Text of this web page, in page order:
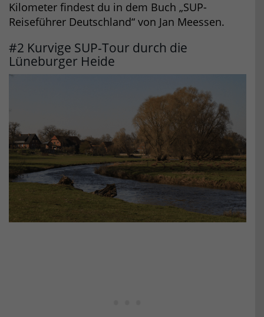
Kilometer findest du in dem Buch „SUP-
Reiseführer Deutschland“ von Jan Meessen.
#2 Kurvige SUP-Tour durch die
Lüneburger Heide